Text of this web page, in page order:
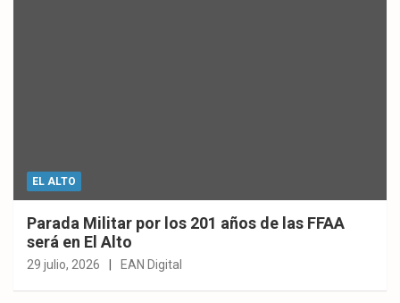
EL ALTO
Parada Militar por los 201 años de las FFAA
será en El Alto
29 julio, 2026 EAN Digital